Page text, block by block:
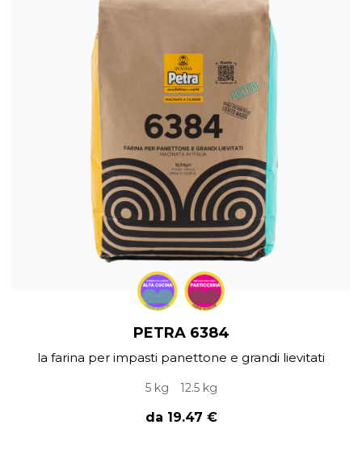
PETRA 6384
la farina per impasti panettone e grandi lievitati
5 kg 12.5 kg
da 19.47 €